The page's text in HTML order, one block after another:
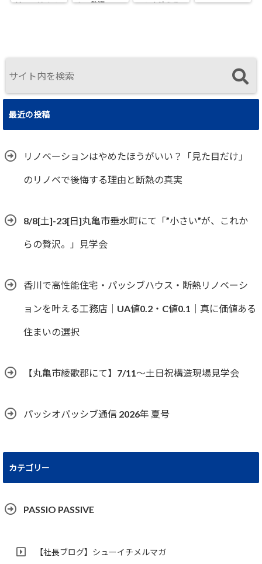
け」のリノベ
らの贅沢。」
ョンを叶える
最近の投稿
リノベーションはやめたほうがいい？「見た目だけ」
のリノベで後悔する理由と断熱の真実
8/8[土]-23[日]丸亀市垂水町にて「”小さい”が、これか
らの贅沢。」見学会
香川で高性能住宅・パッシブハウス・断熱リノベーシ
ョンを叶える工務店｜UA値0.2・C値0.1｜真に価値ある
住まいの選択
【丸亀市綾歌郡にて】7/11～土日祝構造現場見学会
パッシオパッシブ通信 2026年 夏号
カテゴリー
PASSIO PASSIVE
【社長ブログ】シューイチメルマガ